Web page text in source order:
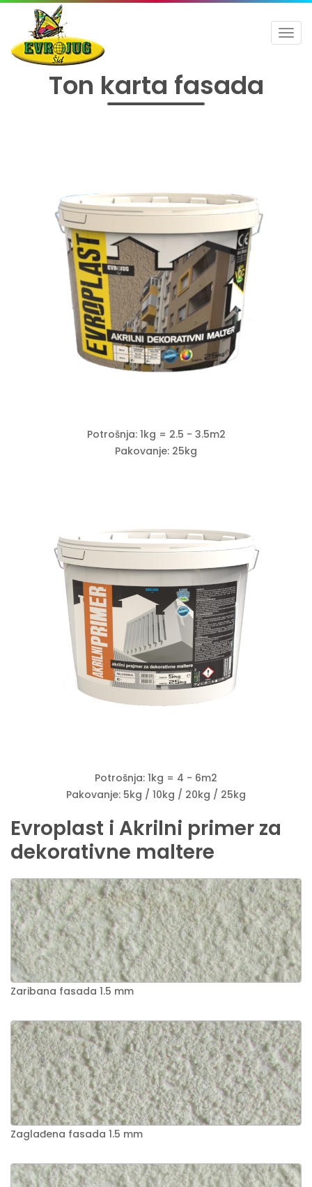
Ton karta fasada
Potrošnja: 1kg = 2.5 - 3.5m2
Pakovanje: 25kg
Potrošnja: 1kg = 4 - 6m2
Pakovanje: 5kg / 10kg / 20kg / 25kg
Evroplast i Akrilni primer za
dekorativne maltere
Zaribana fasada 1.5 mm
Zaglađena fasada 1.5 mm